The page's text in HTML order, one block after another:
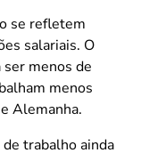
se refletem
salariais. O
ser menos de
menos
Alemanha.
trabalho ainda